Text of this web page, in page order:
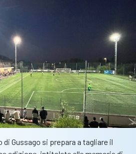
–
Cobelli
Gussago si prepara a tagliare il